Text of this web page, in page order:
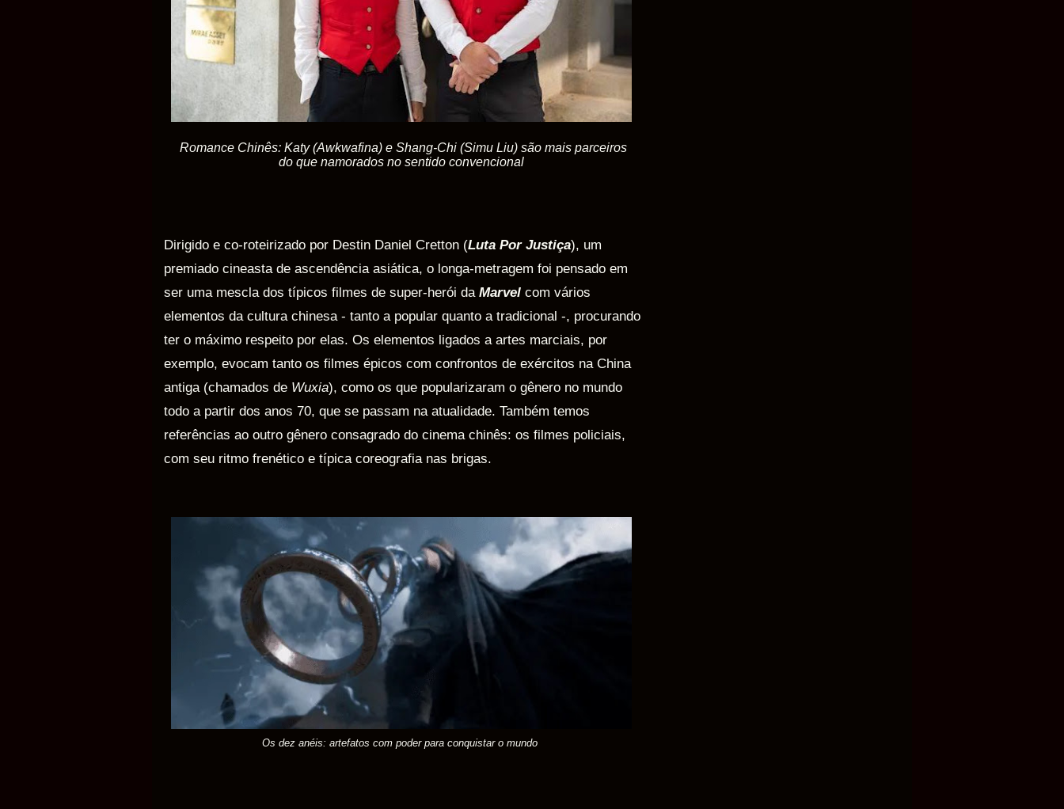
Romance Chinês: Katy (Awkwafina) e Shang-Chi (Simu Liu) são mais parceiros
do que namorados no sentido convencional
Dirigido e co-roteirizado por Destin Daniel Cretton (Luta Por Justiça), um
premiado cineasta de ascendência asiática, o longa-metragem foi pensado em
ser uma mescla dos típicos filmes de super-herói da Marvel com vários
elementos da cultura chinesa - tanto a popular quanto a tradicional -, procurando
ter o máximo respeito por elas. Os elementos ligados a artes marciais, por
exemplo, evocam tanto os filmes épicos com confrontos de exércitos na China
antiga (chamados de Wuxia), como os que popularizaram o gênero no mundo
todo a partir dos anos 70, que se passam na atualidade. Também temos
referências ao outro gênero consagrado do cinema chinês: os filmes policiais,
com seu ritmo frenético e típica coreografia nas brigas.
Os dez anéis: artefatos com poder para conquistar o mundo